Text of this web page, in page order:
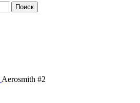
Поиск
Aerosmith #2